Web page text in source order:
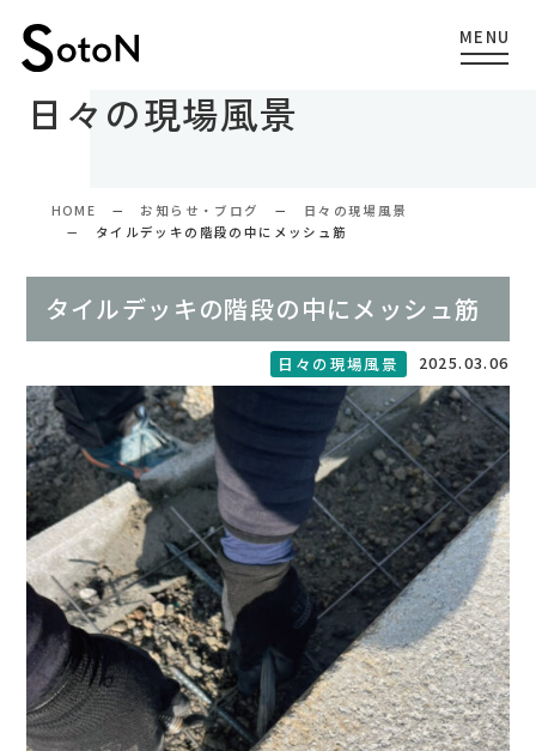
日々の現場風景
HOME お知らせ・ブログ
日々の現場風景
タイルデッキの階段の中にメッシュ筋
タイルデッキの階段の中にメッシュ筋
日々の現場風景 2025.03.06